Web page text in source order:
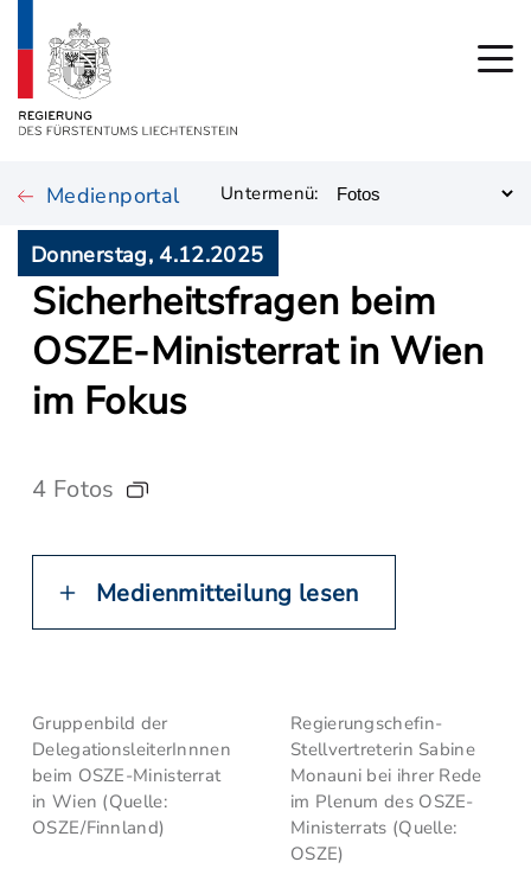
Medienportal Untermenü:
Donnerstag, 4.12.2025
Sicherheitsfragen beim
OSZE-Ministerrat in Wien
im Fokus
4 Fotos
Medienmitteilung lesen
Gruppenbild der
DelegationsleiterInnnen
beim OSZE-Ministerrat
in Wien (Quelle:
OSZE/Finnland)
Regierungschefin-
Stellvertreterin Sabine
Monauni bei ihrer Rede
im Plenum des OSZE-
Ministerrats (Quelle:
OSZE)